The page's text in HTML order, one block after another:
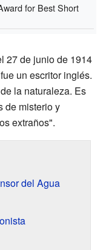
for Best Short
27 de junio de 1914
un escritor inglés.
la naturaleza. Es
de misterio y
extraños".
del Agua